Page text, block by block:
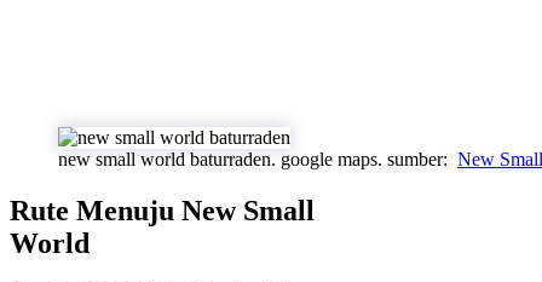
new small world baturraden. google maps. sumber: New
Rute Menuju New Small
World